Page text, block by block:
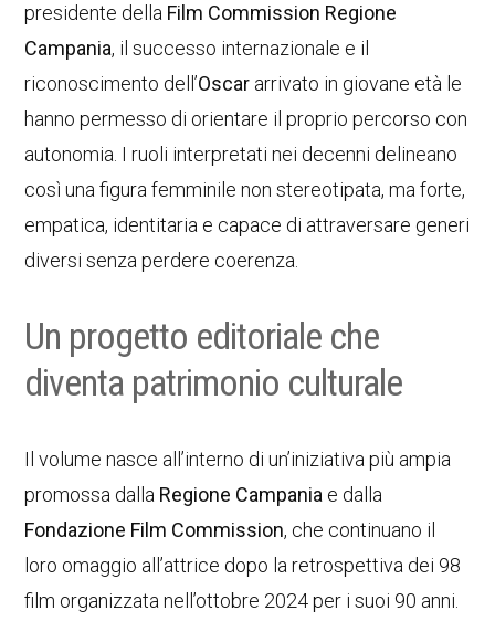
presidente della Film Commission Regione
Campania, il successo internazionale e il
riconoscimento dell’Oscar arrivato in giovane età le
hanno permesso di orientare il proprio percorso con
autonomia. I ruoli interpretati nei decenni delineano
così una figura femminile non stereotipata, ma forte,
empatica, identitaria e capace di attraversare generi
diversi senza perdere coerenza.
Un progetto editoriale che
diventa patrimonio culturale
Il volume nasce all’interno di un’iniziativa più ampia
promossa dalla Regione Campania e dalla
Fondazione Film Commission, che continuano il
loro omaggio all’attrice dopo la retrospettiva dei 98
film organizzata nell’ottobre 2024 per i suoi 90 anni.